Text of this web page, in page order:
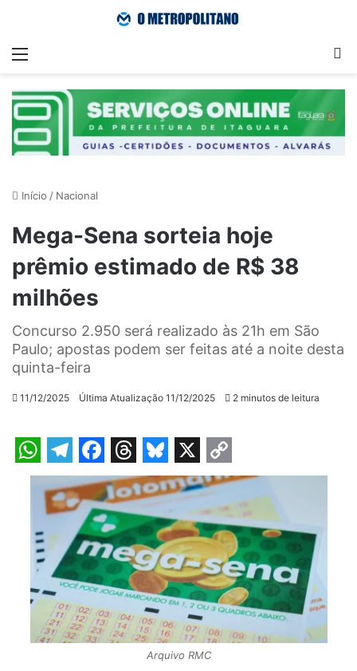
Menu
Início / Nacional
Mega-Sena sorteia hoje
prêmio estimado de R$ 38
milhões
Concurso 2.950 será realizado às 21h em São
Paulo; apostas podem ser feitas até a noite desta
quinta-feira
11/12/2025 Última Atualização 11/12/2025 2 minutos de leitura
W
A
T
e
l
e
g
r
a
F
a
c
e
b
o
o
T
h
r
e
a
d
s
B
l
u
e
s
k
y
X C
o
p
y
L
i
n
k
Arquivo RMC